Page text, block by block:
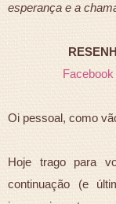
esperança e a
Facebook
Oi pessoal, como
Hoje trago para
continuação (e